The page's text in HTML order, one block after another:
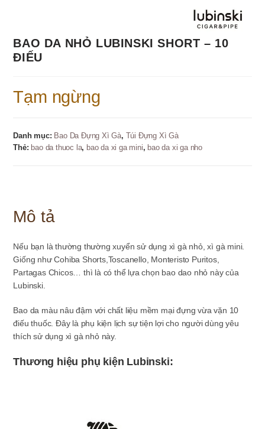
BAO DA NHỎ LUBINSKI SHORT – 10
ĐIẾU
Tạm ngừng
Danh mục: Bao Da Đựng Xì Gà, Túi Đựng Xì Gà
Thẻ: bao da thuoc la, bao da xi ga mini, bao da xi ga nho
Mô tả
Nếu bạn là thường thường xuyển sử dụng xì gà nhỏ, xì gà mini.
Giống như Cohiba Shorts,Toscanello, Monteristo Puritos,
Partagas Chicos… thì là có thể lựa chọn bao dao nhỏ này của
Lubinski.
Bao da màu nâu đậm với chất liệu mềm mại đựng vừa vặn 10
điếu thuốc. Đây là phụ kiện lịch sự tiện lợi cho người dùng yêu
thích sử dụng xì gà nhỏ này.
Thương hiệu phụ kiện Lubinski: